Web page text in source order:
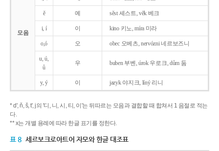
모음
ě 예 sěst 셰스트, věk 베크
i, í 이 kino 키노, míra 미라
o,ó 오 obec 오베츠, nervózni 네르보즈니
u, ú,
ů
우 buben 부벤, úrok 우로크, dům 둠
y, ý 이 jazyk야지크, líný 리니
* d', ň, š, t', j의 '디, 니, 시, 티, 이'는 뒤따르는 모음과 결합할 때 합쳐서 1 음절로 적는
다.
** x는 개별 용례에 따라 한글 표기를 정한다.
표 8 세르보크로아트어 자모와 한글 대조표